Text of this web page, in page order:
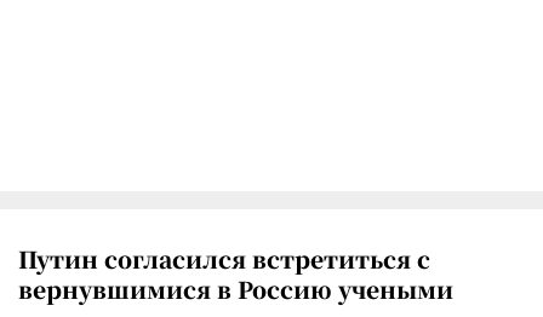
Путин согласился встретиться с
вернувшимися в Россию учеными